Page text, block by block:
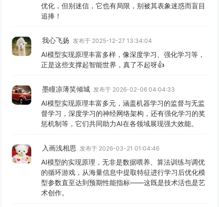
优化，但别迷信，它也有局限，别被其表象迷惑而盲目
追捧！
我心飞扬 发布于 2025-12-27 13:34:04
AI模型实现原理丰富多样，像深度学习、强化学习等，
正是这些支撑起智能世界，真了不起呀👍
墨瞳凉薄笑倾城 发布于 2026-02-06 04:04:33
AI模型实现原理丰富多元，涵盖机器学习的监督与无监
督学习，深度学习的神经网络架构，还有强化学习的奖
惩机制等，它们共同助力AI在各领域展现强大效能。
入画浅相思 发布于 2026-03-21 01:04:46
AI模型的实现原理，无非是数据喂养、算法训练与调优
的循环游戏，从海量信息中提取特征进行学习后优化模
型参数直至达到预期性能指标——这既是技术活也是艺
术创作。